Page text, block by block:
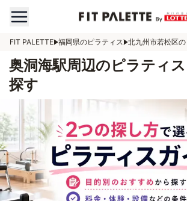
FIT PALETTE 福岡県のピラティス 北九州市若松区
奥洞海駅周辺のピラティ
探す